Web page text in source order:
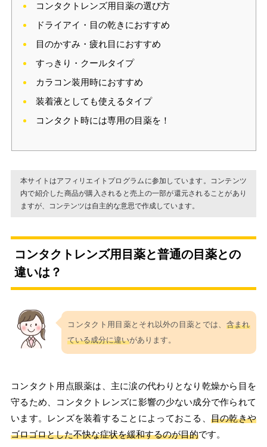
コンタクトレンズ用目薬の選び方
ドライアイ・目の乾きにおすすめ
目のかすみ・疲れ目におすすめ
すっきり・クールタイプ
カラコン装用時におすすめ
装着液としても使えるタイプ
コンタクト時には専用の目薬を！
本サイトはアフィリエイトプログラムに参加しています。コンテンツ
内で紹介した商品が購入されると売上の一部が還元されることがあり
ますが、コンテンツは自主的な意思で作成しています。
コンタクトレンズ用目薬と普通の目薬との
違いは？
コンタクト用目薬とそれ以外の目薬とでは、 含まれ
ている成分に違いがあります。
コンタクト用点眼薬は、主に涙の代わりとなり乾燥から目を
守るため、コンタクトレンズに影響の少ない成分で作られて
います。レンズを装着することによっておこる、 目の乾きや
ゴロゴロとした不快な症状を緩和するのが目的です。